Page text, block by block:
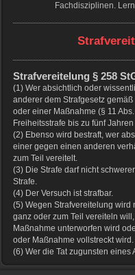
Fachdisziplinen.
Strafvereitelung § 258
(1) Wer absichtlich oder
anderer dem Strafgesetz
oder einer Maßnahme (§ 11
Freiheitsstrafe bis zu fünf
(2) Ebenso wird bestraft, wer
einer gegen einen anderen
zum Teil vereitelt.
(3) Die Strafe darf nicht
Strafe.
(4) Der Versuch ist strafbar.
(5) Wegen Strafvereitelung wird
ganz oder zum Teil vereiteln
Maßnahme unterworfen wird
oder Maßnahme vollstreckt wird.
(6) Wer die Tat zugunsten